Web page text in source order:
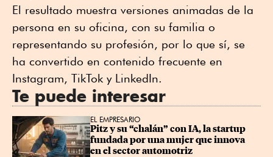
El resultado muestra versiones animadas de la
persona en su oficina, con su familia o
representando su profesión, por lo que sí, se
ha convertido en contenido frecuente en
Instagram, TikTok y LinkedIn.
Te puede interesar
EL EMPRESARIO
Pitz y su “chalán” con IA, la startup
fundada por una mujer que innova
en el sector automotriz